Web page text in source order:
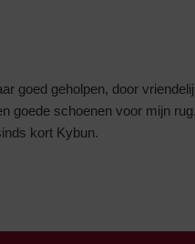
goed geholpen, door
goede schoenen voor mijn rug.
kort Kybun.